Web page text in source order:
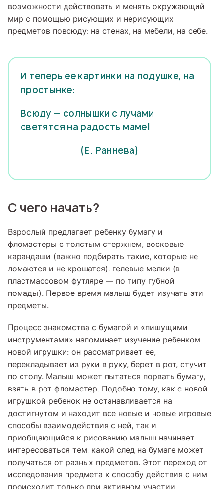
возможности действовать и менять окружающий
мир с помощью рисующих и нерисующих
предметов повсюду: на стенах, на мебели, на себе.
И теперь ее картинки на подушке, на
простынке:
Всюду — солнышки с лучами
светятся на радость маме!
(Е. Раннева)
С чего начать?
Взрослый предлагает ребенку бумагу и
фломастеры с толстым стержнем, восковые
карандаши (важно подбирать такие, которые не
ломаются и не крошатся), гелевые мелки (в
пластмассовом футляре — по типу губной
помады). Первое время малыш будет изучать эти
предметы.
Процесс знакомства с бумагой и «пишущими
инструментами» напоминает изучение ребенком
новой игрушки: он рассматривает ее,
перекладывает из руки в руку, берет в рот, стучит
по столу. Малыш может пытаться порвать бумагу,
взять в рот фломастер. Подобно тому, как с новой
игрушкой ребенок не останавливается на
достигнутом и находит все новые и новые игровые
способы взаимодействия с ней, так и
приобщающийся к рисованию малыш начинает
интересоваться тем, какой след на бумаге может
получаться от разных предметов. Этот переход от
исследования предмета к способу действия с ним
происходит только при активном участии